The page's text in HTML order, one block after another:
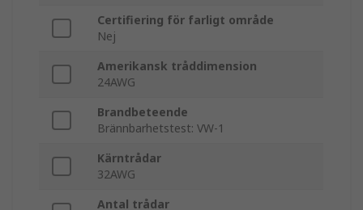
Certifiering för farligt område
Nej
Amerikansk tråddimension
24AWG
Brandbeteende
Brännbarhetstest: VW-1
Kärntrådar
32AWG
Antal trådar